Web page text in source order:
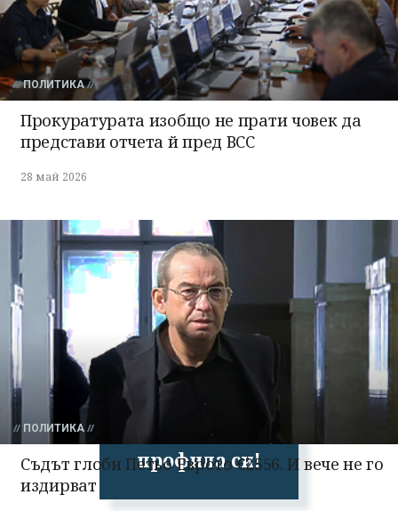
излязохте от
профила си!
ПОЛИТИКА
Прокуратурата изобщо не прати човек да
представи отчета й пред ВСС
28 май 2026
ПОЛИТИКА
Съдът глоби Петьо Еврото €2556. И вече не го
издирват